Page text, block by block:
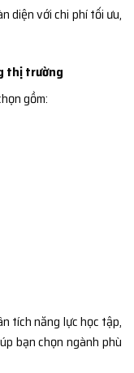
diện với chi phí tối ưu,
thị trường
gồm:
tích năng lực học tập,
bạn chọn ngành phù